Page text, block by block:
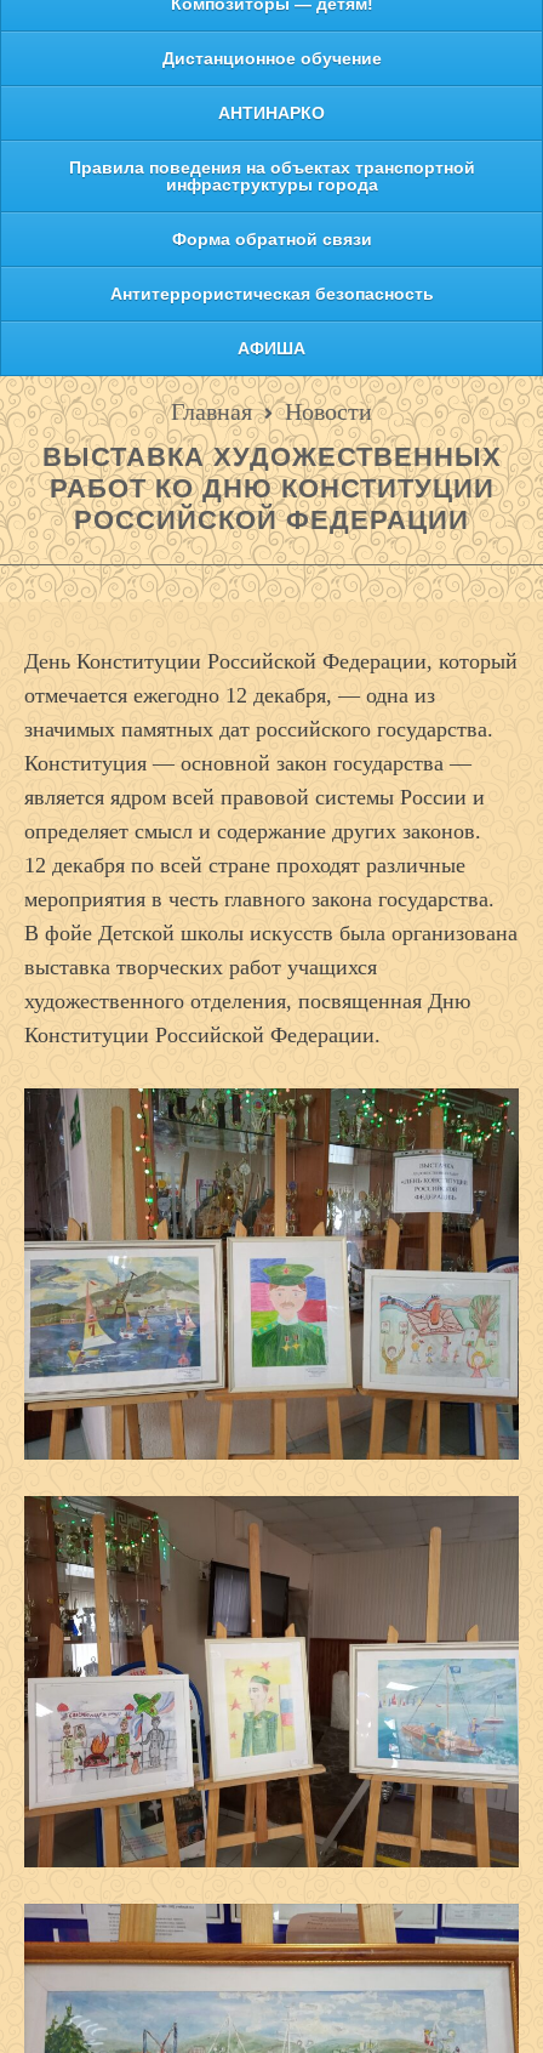
Дистанционное обучение
АНТИНАРКО
Правила поведения на объектах транспортной
инфраструктуры города
Форма обратной связи
Антитеррористическая безопасность
АФИША
Главная Новости
ВЫСТАВКА ХУДОЖЕСТВЕННЫХ
РАБОТ КО ДНЮ КОНСТИТУЦИИ
РОССИЙСКОЙ ФЕДЕРАЦИИ
День Конституции Российской Федерации, который
отмечается ежегодно 12 декабря, — одна из
значимых памятных дат российского государства.
Конституция — основной закон государства —
является ядром всей правовой системы России и
определяет смысл и содержание других законов.
12 декабря по всей стране проходят различные
мероприятия в честь главного закона государства.
В фойе Детской школы искусств была организована
выставка творческих работ учащихся
художественного отделения, посвященная Дню
Конституции Российской Федерации.